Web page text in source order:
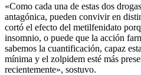
«Como cada una de estas dos
antagónica, pueden convivir en
cortó el efecto del metilfenidato
insomnio, o puede que la acción
sabemos la cuantificación, capaz
mínima y el zolpidem esté más
recientemente», sostuvo.